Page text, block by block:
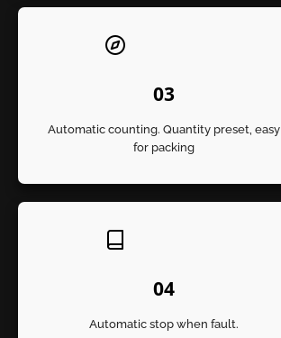
03
Automatic counting. Quantity preset, easy
for packing
04
Automatic stop when fault.